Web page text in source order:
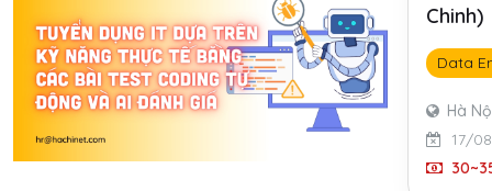
Chinh)
Data
Hà
17/